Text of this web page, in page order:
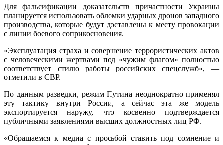
Для фальсификации доказательств причастности Украины
планируется использовать обломки ударных дронов западного
производства, которые будут доставлены к месту провокации
с линии боевого соприкосновения.
«Эксплуатация страха и совершение террористических актов
с человеческими жертвами под «чужим флагом» полностью
соответствует стилю работы российских спецслужб», —
отметили в СВР.
По данным разведки, режим Путина неоднократно применял
эту тактику внутри России, а сейчас эта же модель
экспортируется наружу, что косвенно подтверждается
публичными заявлениями высших должностных лиц РФ.
«Обращаемся к медиа с просьбой ставить под сомнение и